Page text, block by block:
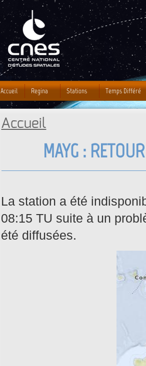
Vous êtes ici
Accueil
MAYG :
La station a été
08:15 TU suite à un
été diffusées.
Accueil Regina Stations Temps Différé